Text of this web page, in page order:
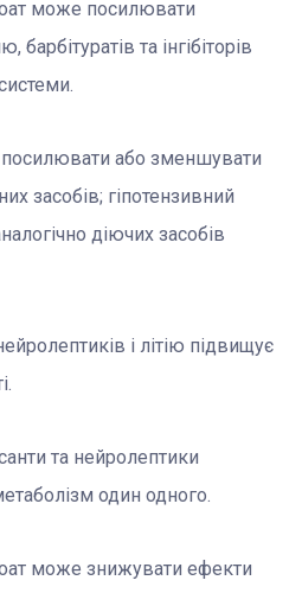
може посилювати
та інгібіторів
або зменшувати
засобів; гіпотензивний
діючих засобів
і літію підвищує
та нейролептики
один одного.
може знижувати ефекти